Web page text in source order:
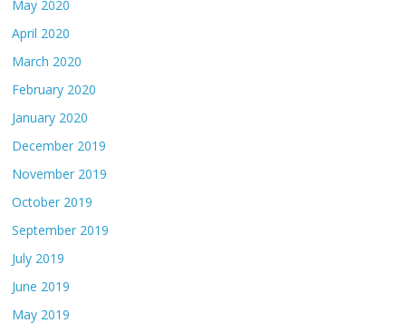
May 2020
April 2020
March 2020
February 2020
January 2020
December 2019
November 2019
October 2019
September 2019
July 2019
June 2019
May 2019